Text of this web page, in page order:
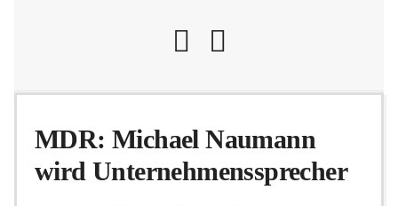
Nachrichten
Flurschelte
MDR: Michael Naumann
wird Unternehmenssprecher